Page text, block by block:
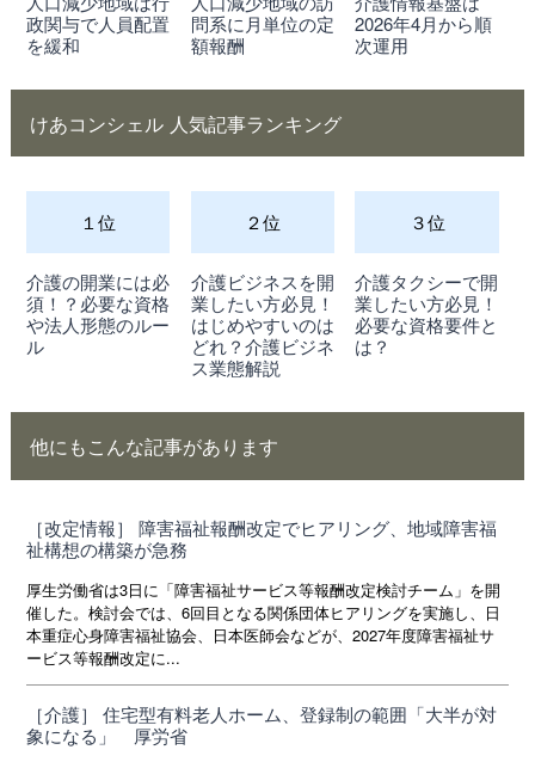
政関与で人員配置
を緩和
問系に月単位の定
額報酬
2026年4月から順
次運用
けあコンシェル 人気記事ランキング
１位
介護の開業には必
須！？必要な資格
や法人形態のルー
ル
２位
介護ビジネスを開
業したい方必見！
はじめやすいのは
どれ？介護ビジネ
ス業態解説
３位
介護タクシーで開
業したい方必見！
必要な資格要件と
は？
他にもこんな記事があります
［改定情報］ 障害福祉報酬改定でヒアリング、地域障害福
祉構想の構築が急務
厚生労働省は3日に「障害福祉サービス等報酬改定検討チーム」を開
催した。検討会では、6回目となる関係団体ヒアリングを実施し、日
本重症心身障害福祉協会、日本医師会などが、2027年度障害福祉サ
ービス等報酬改定に...
［介護］ 住宅型有料老人ホーム、登録制の範囲「大半が対
象になる」 厚労省